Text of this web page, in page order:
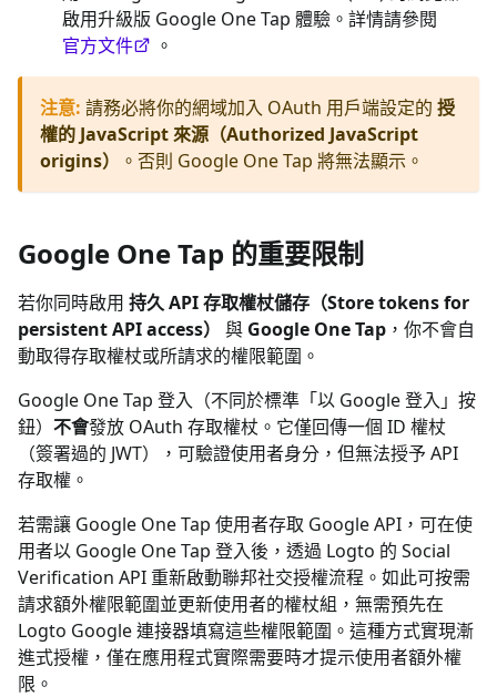
啟用升級版 Google One Tap 體驗。詳情請參閱
官方文件
。
注意: 請務必將你的網域加入 OAuth 用戶端設定的 授
權的 JavaScript 來源（Authorized JavaScript
origins）
。否則 Google One Tap 將無法顯示。
Google One Tap 的重要限制
若你同時啟用 持久 API 存取權杖儲存（Store tokens for
persistent API access）
與 Google One Tap ，你不會自
動取得存取權杖或所請求的權限範圍。
Google One Tap 登入（不同於標準「以 Google 登入」按
鈕） 不會發放 OAuth 存取權杖。它僅回傳一個 ID 權杖
（簽署過的 JWT），可驗證使用者身分，但無法授予 API
存取權。
若需讓 Google One Tap 使用者存取 Google API，可在使
用者以 Google One Tap 登入後，透過 Logto 的 Social
Verification API 重新啟動聯邦社交授權流程。如此可按需
請求額外權限範圍並更新使用者的權杖組，無需預先在
Logto Google 連接器填寫這些權限範圍。這種方式實現漸
進式授權，僅在應用程式實際需要時才提示使用者額外權
限。